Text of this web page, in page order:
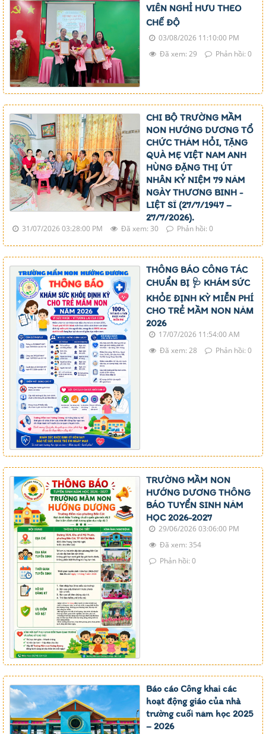
VIÊN NGHỈ HƯU THEO
CHẾ ĐỘ
03/08/2026 11:10:00 PM
Đã xem: 29
Phản hồi: 0
CHI BỘ TRƯỜNG MẦM
NON HƯỚNG DƯƠNG TỔ
CHỨC THĂM HỎI, TẶNG
QUÀ MẸ VIỆT NAM ANH
HÙNG ĐẶNG THỊ ÚT
NHÂN KỶ NIỆM 79 NĂM
NGÀY THƯƠNG BINH -
LIỆT SĨ (27/7/1947 –
27/7/2026).
31/07/2026 03:28:00 PM Đã xem: 30 Phản hồi: 0
THÔNG BÁO CÔNG TÁC
CHUẨN BỊ 🩺 KHÁM SỨC
KHỎE ĐỊNH KỲ MIỄN PHÍ
CHO TRẺ MẦM NON NĂM
2026
17/07/2026 11:54:00 AM
Đã xem: 28
Phản hồi: 0
TRƯỜNG MẦM NON
HƯỚNG DƯƠNG THÔNG
BÁO TUYỂN SINH NĂM
HỌC 2026-2027
29/06/2026 03:06:00 PM
Đã xem: 354
Phản hồi: 0
Báo cáo Công khai các
hoạt động giáo của nhà
trường cuối năm học 2025
– 2026